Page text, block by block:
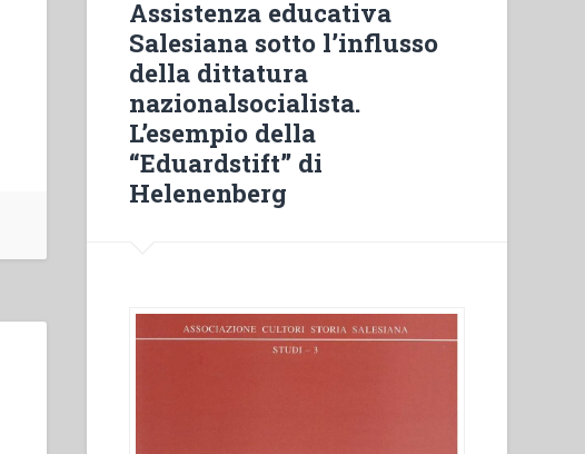
us”
(Acts
16,9).
Presentation
of
the
Northern
Assistenza educativa
Salesiana sotto l’influsso
della dittatura
nazionalsocialista.
L’esempio della
“Eduardstift” di
Helenenberg